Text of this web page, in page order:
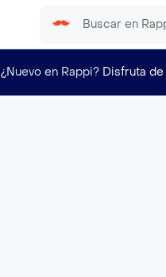
¿Nuevo en Rappi? Disfruta de